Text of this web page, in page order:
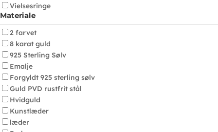
Vielsesringe
Materiale
2 farvet
8 karat guld
925 Sterling Sølv
Emalje
Forgyldt 925 sterling sølv
Guld PVD rustfrit stål
Hvidguld
Kunstlæder
læder